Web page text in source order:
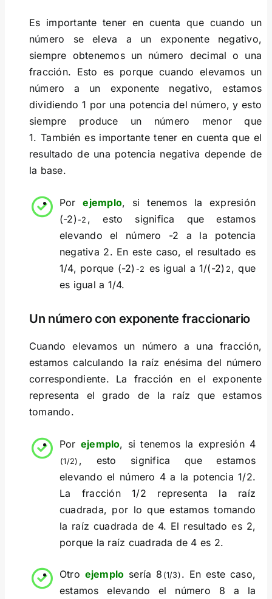
Es importante tener en cuenta que cuando un
número se eleva a un exponente negativo,
siempre obtenemos un número decimal o una
fracción. Esto es porque cuando elevamos un
número a un exponente negativo, estamos
dividiendo 1 por una potencia del número, y esto
siempre produce un número menor que
1. También es importante tener en cuenta que el
resultado de una potencia negativa depende de
la base.
Porejemplo, si tenemos la expresión
(-2) -2 , esto significa que estamos
elevando el número -2 a la potencia
negativa 2. En este caso, el resultado es
1/4, porque (-2) -2 es igual a 1/(-2) 2 , que
es igual a 1/4.
Un número con exponente fraccionario
Cuando elevamos un número a una fracción,
estamos calculando la raíz enésima del número
correspondiente. La fracción en el exponente
representa el grado de la raíz que estamos
tomando.
Por ejemplo, si tenemos la expresión 4
(1/2) , esto significa que estamos
elevando el número 4 a la potencia 1/2.
La fracción 1/2 representa la raíz
cuadrada, por lo que estamos tomando
la raíz cuadrada de 4. El resultado es 2,
porque la raíz cuadrada de 4 es 2.
Otro ejemplo sería 8 (1/3) . En este caso,
estamos elevando el número 8 a la